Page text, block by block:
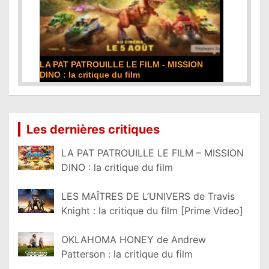
LA PAT PATROUILLE LE FILM - MISSION
DINO : la critique du film
Les dernières critiques
LA PAT PATROUILLE LE FILM – MISSION
DINO : la critique du film
LES MAÎTRES DE L’UNIVERS de Travis
Knight : la critique du film [Prime Video]
OKLAHOMA HONEY de Andrew
Patterson : la critique du film